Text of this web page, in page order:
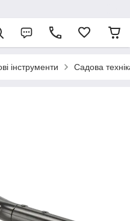
інструменти Садова